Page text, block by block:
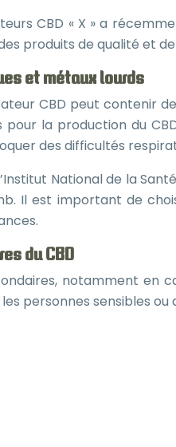
CBD « X » a
produits de qualité et
et métaux lourds
CBD peut contenir
pour la production du
des difficultés
National de la
Il est important de
du CBD
notamment en
personnes sensibles